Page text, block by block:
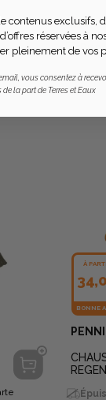
+
À
BONNE
contenus exclusifs,
réservées à
pleinement de vos
vous consentez à
la part de Terres et Eaux